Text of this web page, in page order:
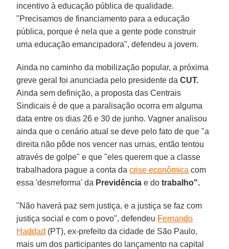
incentivo à educação pública de qualidade.
"Precisamos de financiamento para a educação
pública, porque é nela que a gente pode construir
uma educação emancipadora", defendeu a jovem.
Ainda no caminho da mobilização popular, a próxima
greve geral foi anunciada pelo presidente daCUT.
Ainda sem definição, a proposta das Centrais
Sindicais é de que a paralisação ocorra em alguma
data entre os dias 26 e 30 de junho. Vagner analisou
ainda que o cenário atual se deve pelo fato de que "a
direita não pôde nos vencer nas urnas, então tentou
através de golpe" e que "eles querem que a classe
trabalhadora pague a conta dacrise econômica com
essa 'desrreforma' da Previdência e dotrabalho".
"Não haverá paz sem justiça, e a justiça se faz com
justiça social e com o povo", defendeu Fernando
Haddad (PT), ex-prefeito da cidade de São Paulo,
mais um dos participantes do lançamento na capital